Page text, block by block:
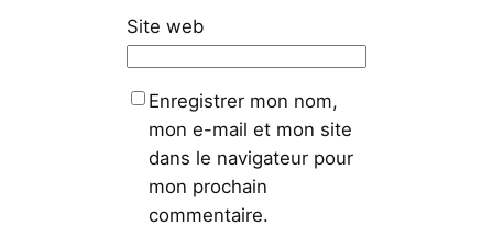
Site web
Enregistrer mon nom,
mon e-mail et mon site
dans le navigateur pour
mon prochain
commentaire.